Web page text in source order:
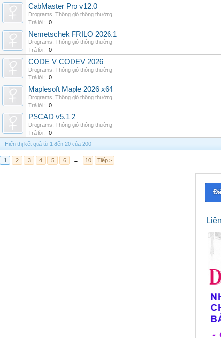
CabMaster Pro v12.0
Drograms Thông gió thông thường
Trả lời:
0
Nemetschek FRILO 2026.1
Drograms Thông gió thông thường
Trả lời:
0
CODE V CODEV 2026
Drograms Thông gió thông thường
Trả lời:
0
Maplesoft Maple 2026 x64
Drograms Thông gió thông thường
Trả lời:
0
PSCAD v5.1 2
Drograms Thông gió thông thường
Trả lời:
0
Hiển thị kết quả từ 1 đến 20 của 200
1 2 3 4 5 6 → 10 Tiếp >